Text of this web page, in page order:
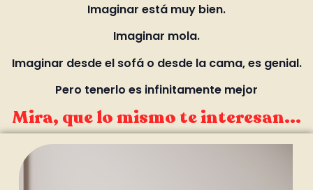
Imaginar está muy bien.
Imaginar mola.
Imaginar desde el sofá o desde la cama, es genial.
Pero tenerlo es infinitamente mejor
Mira, que lo mismo te interesan...